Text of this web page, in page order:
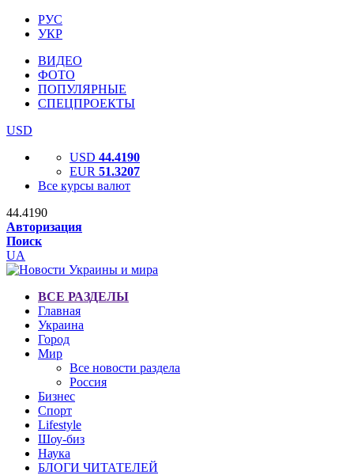
РУС
УКР
ВИДЕО
ФОТО
ПОПУЛЯРНЫЕ
СПЕЦПРОЕКТЫ
USD
USD 44.4190
EUR 51.3207
Все курсы валют
44.4190
Авторизация
Поиск
UA
ВСЕ РАЗДЕЛЫ
Главная
Украина
Город
Мир
Все новости раздела
Россия
Бизнес
Спорт
Lifestyle
Шоу-биз
Наука
БЛОГИ ЧИТАТЕЛЕЙ